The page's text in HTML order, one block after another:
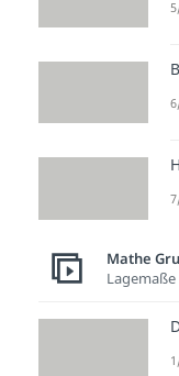
Mathe
Lagemaße